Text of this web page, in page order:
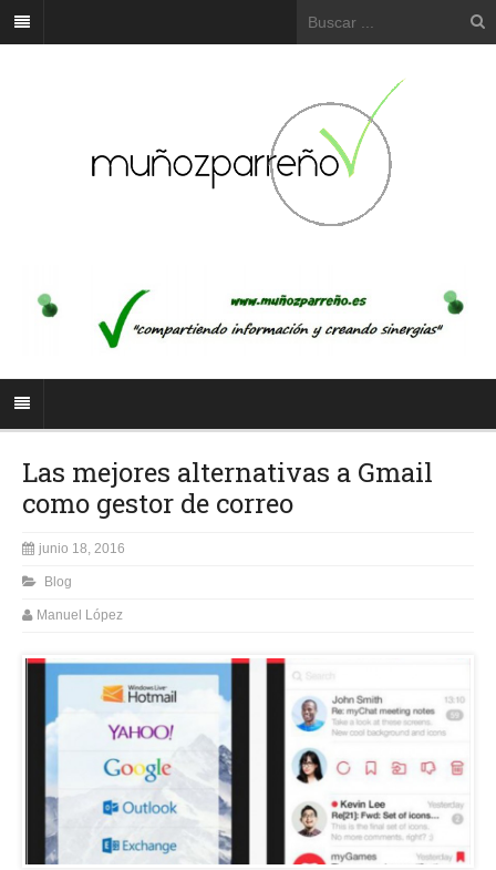
Las mejores alternativas a Gmail
como gestor de correo
junio 18, 2016
Blog
Manuel López